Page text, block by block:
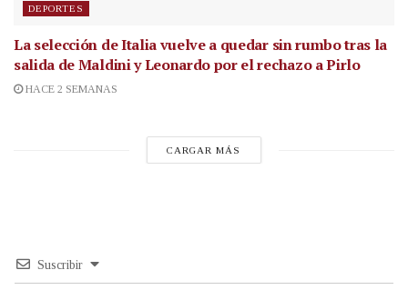
DEPORTES
La selección de Italia vuelve a quedar sin rumbo tras la
salida de Maldini y Leonardo por el rechazo a Pirlo
HACE 2 SEMANAS
CARGAR MÁS
Suscribir